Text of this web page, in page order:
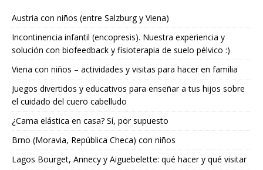
Austria con niños (entre Salzburg y Viena)
Incontinencia infantil (encopresis). Nuestra experiencia y
solución con biofeedback y fisioterapia de suelo pélvico :)
Viena con niños – actividades y visitas para hacer en familia
Juegos divertidos y educativos para enseñar a tus hijos sobre
el cuidado del cuero cabelludo
¿Cama elástica en casa? Sí, por supuesto
Brno (Moravia, República Checa) con niños
Lagos Bourget, Annecy y Aiguebelette: qué hacer y qué visitar